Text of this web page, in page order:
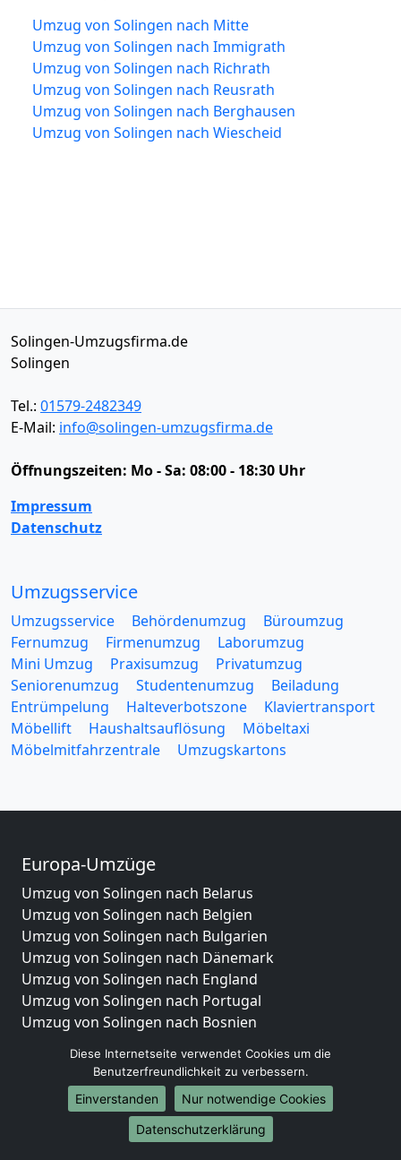
Umzug von Solingen nach Mitte
Umzug von Solingen nach Immigrath
Umzug von Solingen nach Richrath
Umzug von Solingen nach Reusrath
Umzug von Solingen nach Berghausen
Umzug von Solingen nach Wiescheid
Solingen-Umzugsfirma.de
Solingen
Tel.: 01579-2482349
E-Mail: info@solingen-umzugsfirma.de
Öffnungszeiten: Mo - Sa: 08:00 - 18:30 Uhr
Impressum
Datenschutz
Umzugsservice
Umzugsservice Behördenumzug
Büroumzug
Fernumzug
Firmenumzug
Laborumzug
Mini Umzug
Praxisumzug
Privatumzug
Seniorenumzug
Studentenumzug
Beiladung
Entrümpelung
Halteverbotszone
Klaviertransport
Möbellift
Haushaltsauflösung
Möbeltaxi
Möbelmitfahrzentrale
Umzugskartons
Europa-Umzüge
Umzug von Solingen nach Belarus
Umzug von Solingen nach Belgien
Umzug von Solingen nach Bulgarien
Umzug von Solingen nach Dänemark
Umzug von Solingen nach England
Umzug von Solingen nach Portugal
Umzug von Solingen nach Bosnien
Umzug von Solingen nach Irland
Umzug von Solingen nach Lettland
Umzug von Solingen nach Zypern
Umzug von Solingen nach Kroatien
Diese Internetseite verwendet Cookies um die
Benutzerfreundlichkeit zu verbessern.
Einverstanden
Nur notwendige Cookies
Datenschutzerklärung